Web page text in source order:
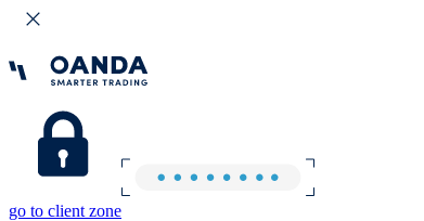
go to client zone